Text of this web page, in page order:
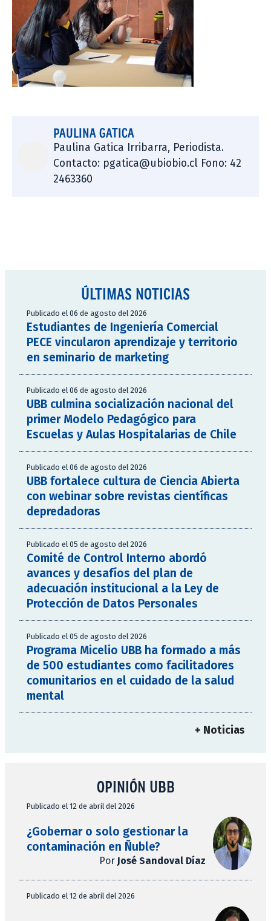
PAULINA GATICA
Paulina Gatica Irribarra, Periodista.
Contacto: pgatica@ubiobio.cl Fono: 42
2463360
ÚLTIMAS NOTICIAS
Publicado el 06 de agosto del 2026
Estudiantes de Ingeniería Comercial
PECE vincularon aprendizaje y territorio
en seminario de marketing
Publicado el 06 de agosto del 2026
UBB culmina socialización nacional del
primer Modelo Pedagógico para
Escuelas y Aulas Hospitalarias de Chile
Publicado el 06 de agosto del 2026
UBB fortalece cultura de Ciencia Abierta
con webinar sobre revistas científicas
depredadoras
Publicado el 05 de agosto del 2026
Comité de Control Interno abordó
avances y desafíos del plan de
adecuación institucional a la Ley de
Protección de Datos Personales
Publicado el 05 de agosto del 2026
Programa Micelio UBB ha formado a más
de 500 estudiantes como facilitadores
comunitarios en el cuidado de la salud
mental
+ Noticias
OPINIÓN UBB
Publicado el 12 de abril del 2026
¿Gobernar o solo gestionar la
contaminación en Ñuble?
Por José Sandoval Díaz
Publicado el 12 de abril del 2026